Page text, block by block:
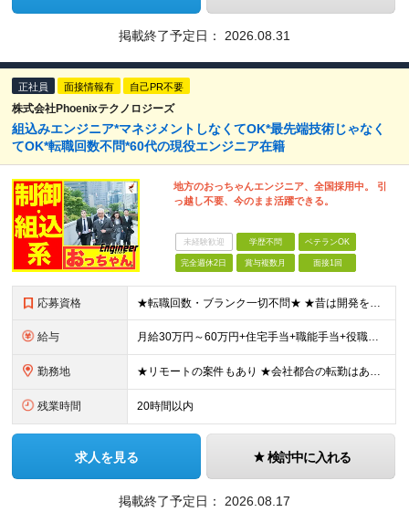
掲載終了予定日： 2026.08.31
正社員 面接情報有 自己PR不要
株式会社Phoenixテクノロジーズ
組込みエンジニア*マネジメントしなくてOK*最先端技術じゃなく
てOK*転職回数不問*60代の現役エンジニア在籍
地方のおっちゃんエンジニア、全国採用中。 引
っ越し不要、今のまま活躍できる。
未経験歓迎 学歴不問 ベテランOK
完全週休2日 賞与複数月 面接1回
応募資格 ★転職回数・ブランク一切不問★ ★昔は開発をやっていて、組込み歴は浅い…そんな方も歓迎！★ ■以下、いずれかのご経験をお持ちの方 ┗組込み/制御系のシステム開発の実務経験をお持ちの方 ┗C#、Jav
給与 月給30万円～60万円+住宅手当+職能手当+役職手当+決算賞与+報奨金 ※経験・能力を考慮し、優遇します ※給与には20時間分のみなし時間外手当(3万7000円以上)を含みます(超過時間分は別途追加
勤務地 ★リモートの案件もあり ★会社都合の転勤はありません ★東京・大阪以外に、兵庫(姫路)、福岡周辺での案件も！今後は地元でゆっくり…なんて方も歓迎です -------- 東京23区・大阪市内・姫路市内
残業時間 20時間以内
求人を見る 検討中に入れる
掲載終了予定日： 2026.08.17